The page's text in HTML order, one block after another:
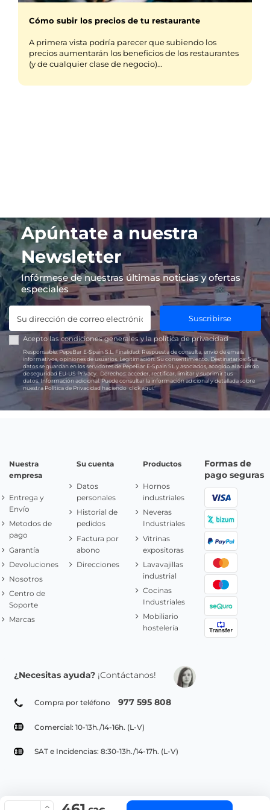
Cómo subir los precios de tu restaurante
A primera vista podría parecer que subiendo los
precios aumentarán los beneficios de los restaurantes
(y de cualquier clase de negocio)…
Apúntate a nuestra
Newsletter
Infórmese de nuestras últimas noticias y ofertas
especiales
Suscribirse
Acepto las condiciones generales y lapolítica de privacidad
Responsable:PepeBar E-Spain S.L. Finalidad: Respuesta de consulta, envío de emails
informativos, opiniones de usuarios. Legitimación: Su consentimiento. Destinatarios:Sus
datos se guardan en los servidores de PepeBar E-Spain SL y asociados, acogido al acuerdo
de seguridad EU-US Privacy. Derechos: acceder, rectificar, limitar y suprimir tus
datos.Información adicional:Puede consultar la información adicional y detallada sobre
nuestra Política de Privacidad haciendoclick aquí.
Nuestra
empresa
Entrega y
Envío
Metodos de
pago
Garantía
Devoluciones
Nosotros
Centro de
Soporte
Marcas
Su cuenta
Datos
personales
Historial de
pedidos
Factura por
abono
Direcciones
Productos
Hornos
industriales
Neveras
Industriales
Vitrinas
expositoras
Lavavajillas
industrial
Cocinas
Industriales
Mobiliario
hostelería
Formas de
pago seguras
¿Necesitas ayuda? ¡Contáctanos!
Compra por teléfono 977 595 808
Comercial: 10-13h./14-16h. (L-V)
SAT e Incidencias: 8:30-13h./14-17h. (L-V)
© Copyright 2022 PepeBar.com |
Aviso legal y